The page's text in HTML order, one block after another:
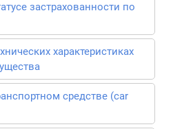
застрахованности по
характеристиках
средстве (car